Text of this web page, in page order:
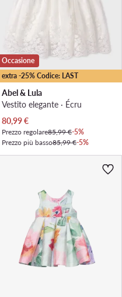
extra -25% Codice: LAST
Occasione
Abel & Lula
Vestito elegante · Écru
Prezzo attuale
80,99€
Prezzo regolare85,99 €-5%
Prezzo più basso85,99 €-5%